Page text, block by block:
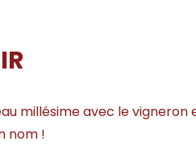
millésime avec le vigneron
nom !